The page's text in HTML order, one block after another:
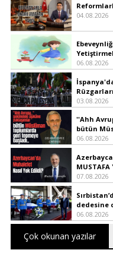
04.08.2026
06.08.2026
03.08.2026
''Ahh
bütün
06.08.2026
MUSTAFA
07.08.2026
dedesine
06.08.2026
Çok okunan yazılar